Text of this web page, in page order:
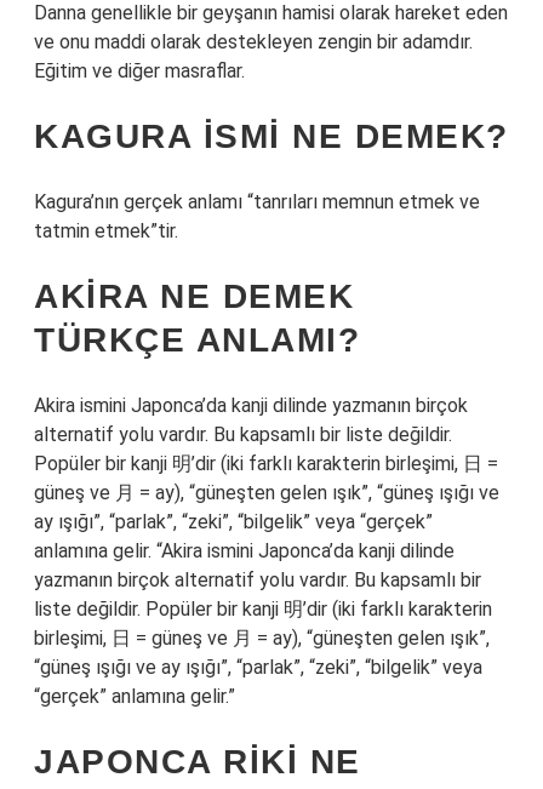
Danna genellikle bir geyşanın hamisi olarak hareket eden
ve onu maddi olarak destekleyen zengin bir adamdır.
Eğitim ve diğer masraflar.
KAGURA ISMI NE DEMEK?
Kagura’nın gerçek anlamı “tanrıları memnun etmek ve
tatmin etmek”tir.
AKIRA NE DEMEK
TÜRKÇE ANLAMI?
Akira ismini Japonca’da kanji dilinde yazmanın birçok
alternatif yolu vardır. Bu kapsamlı bir liste değildir.
Popüler bir kanji 明’dir (iki farklı karakterin birleşimi, 日 =
güneş ve 月 = ay), “güneşten gelen ışık”, “güneş ışığı ve
ay ışığı”, “parlak”, “zeki”, “bilgelik” veya “gerçek”
anlamına gelir. “Akira ismini Japonca’da kanji dilinde
yazmanın birçok alternatif yolu vardır. Bu kapsamlı bir
liste değildir. Popüler bir kanji 明’dir (iki farklı karakterin
birleşimi, 日 = güneş ve 月 = ay), “güneşten gelen ışık”,
“güneş ışığı ve ay ışığı”, “parlak”, “zeki”, “bilgelik” veya
“gerçek” anlamına gelir.”
JAPONCA RIKI NE